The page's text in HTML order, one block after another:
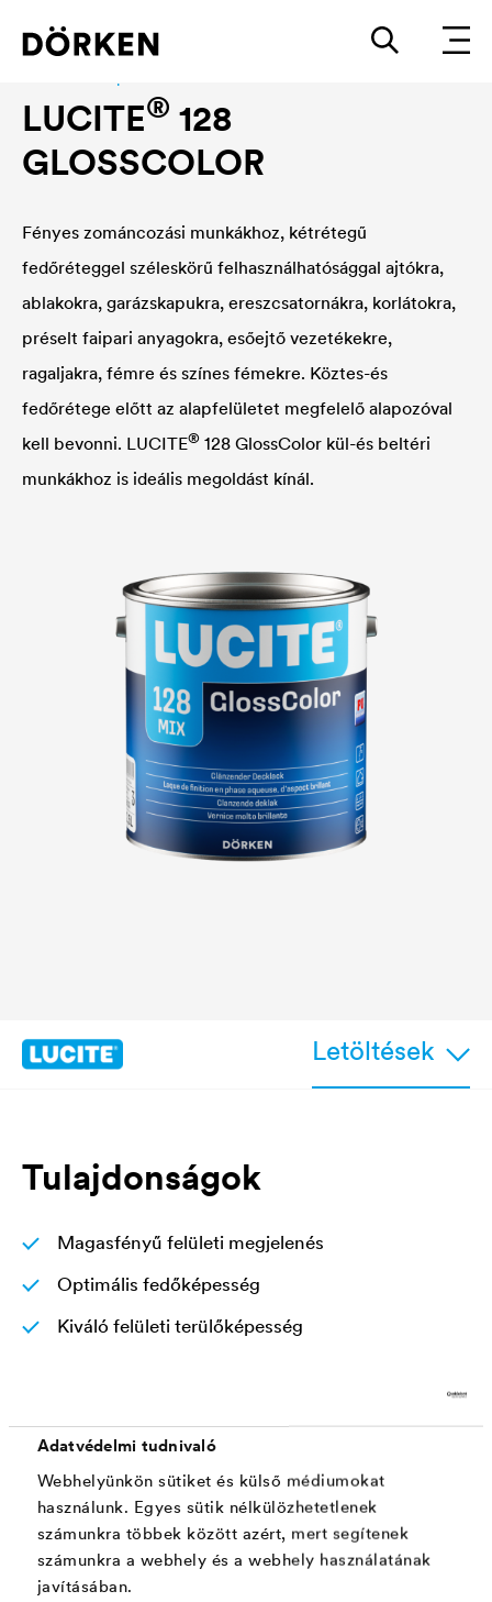
Adatvédelmi tudnivaló
Webhelyünkön sütiket és külső médiumokat
használunk. Egyes sütik nélkülözhetetlenek
számunkra többek között azért, mert segítenek
számunkra a webhely és a webhely használatának
javításában.
LUCITE® 128
GLOSSCOLOR
Fényes zománcozási munkákhoz, kétrétegű
fedőréteggel széleskörű felhasználhatósággal ajtókra,
ablakokra, garázskapukra, ereszcsatornákra, korlátokra,
préselt faipari anyagokra, esőejtő vezetékekre,
ragaljakra, fémre és színes fémekre. Köztes-és
fedőrétege előtt az alapfelületet megfelelő alapozóval
kell bevonni. LUCITE® 128 GlossColor kül-és beltéri
munkákhoz is ideális megoldást kínál.
Letöltések
Tulajdonságok
Magasfényű felületi megjelenés
Optimális fedőképesség
Kiváló felületi terülőképesség
megőrzi, nem sárgul
UV- és időjárásálló
Kiváló felhordási tulajdonságok zománcozási
munkákhoz